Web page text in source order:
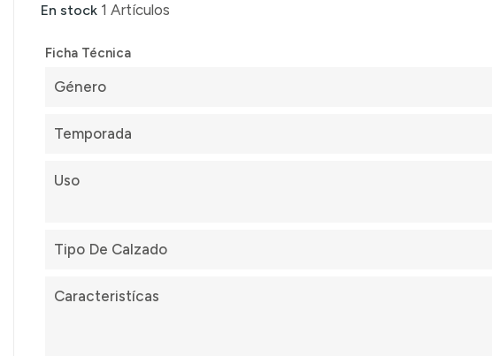
En stock 1 Artículos
Ficha Técnica
Género
Temporada
Uso
Tipo De Calzado
Caracteristícas